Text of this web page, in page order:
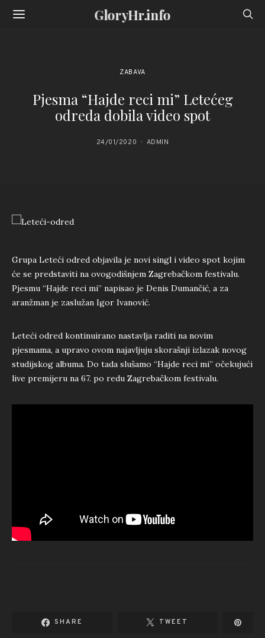
GloryHr.info
ZABAVA
Pjesma “Hajde reci mi” Letećeg
odreda dobila video spot
24/01/2020 ADMIN
Grupa Leteći odred objavila je novi singl i video spot kojim
će se predstaviti na ovogodišnjem Zagrebačkom festivalu.
Pjesmu “Hajde reci mi” napisao je Denis Dumančić, a za
aranžman je zaslužan Igor Ivanović.
Leteći odred kontinuirano nastavlja raditi na novim
pjesmama, a upravo ovom najavljuju skorašnji izlazak novog
studijskog albuma. Do tada slušamo “Hajde reci mi” očekujući
live premijeru na 67. po redu Zagrebačkom festivalu.
SHARE TWEET